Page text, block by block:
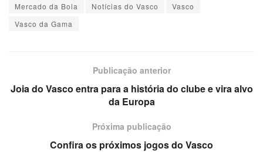
Mercado da Bola
Notícias do Vasco
Vasco
Vasco da Gama
Publicação anterior
Joia do Vasco entra para a história do clube e vira alvo
da Europa
Próxima publicação
Confira os próximos jogos do Vasco